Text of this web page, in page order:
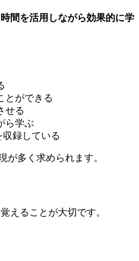
間を活用しながら効果的に学
とができる
せる
ら学ぶ
収録している
が多く求められます。
えることが大切です。